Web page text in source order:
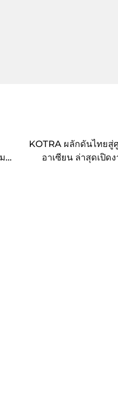
KOTRA ผลักดันไทยสู่
อาเซียน ล่าสุดเปิด